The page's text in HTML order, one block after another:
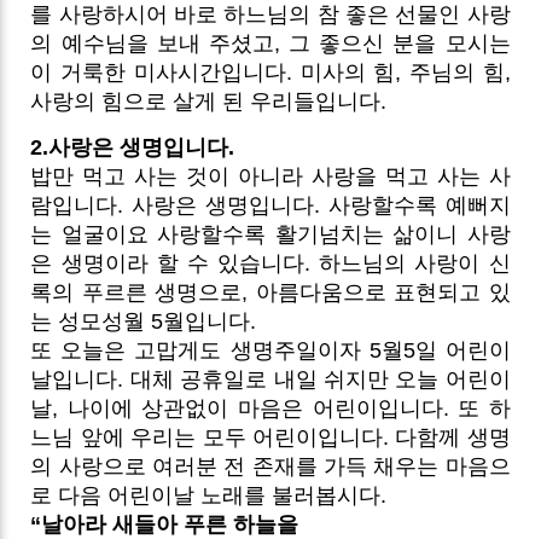
를 사랑하시어 바로 하느님의 참 좋은 선물인 사랑
의 예수님을 보내 주셨고, 그 좋으신 분을 모시는
이 거룩한 미사시간입니다. 미사의 힘, 주님의 힘,
사랑의 힘으로 살게 된 우리들입니다.
2.사랑은 생명입니다.
밥만 먹고 사는 것이 아니라 사랑을 먹고 사는 사
람입니다. 사랑은 생명입니다. 사랑할수록 예뻐지
는 얼굴이요 사랑할수록 활기넘치는 삶이니 사랑
은 생명이라 할 수 있습니다. 하느님의 사랑이 신
록의 푸르른 생명으로, 아름다움으로 표현되고 있
는 성모성월 5월입니다.
또 오늘은 고맙게도 생명주일이자 5월5일 어린이
날입니다. 대체 공휴일로 내일 쉬지만 오늘 어린이
날, 나이에 상관없이 마음은 어린이입니다. 또 하
느님 앞에 우리는 모두 어린이입니다. 다함께 생명
의 사랑으로 여러분 전 존재를 가득 채우는 마음으
로 다음 어린이날 노래를 불러봅시다.
“날아라 새들아 푸른 하늘을